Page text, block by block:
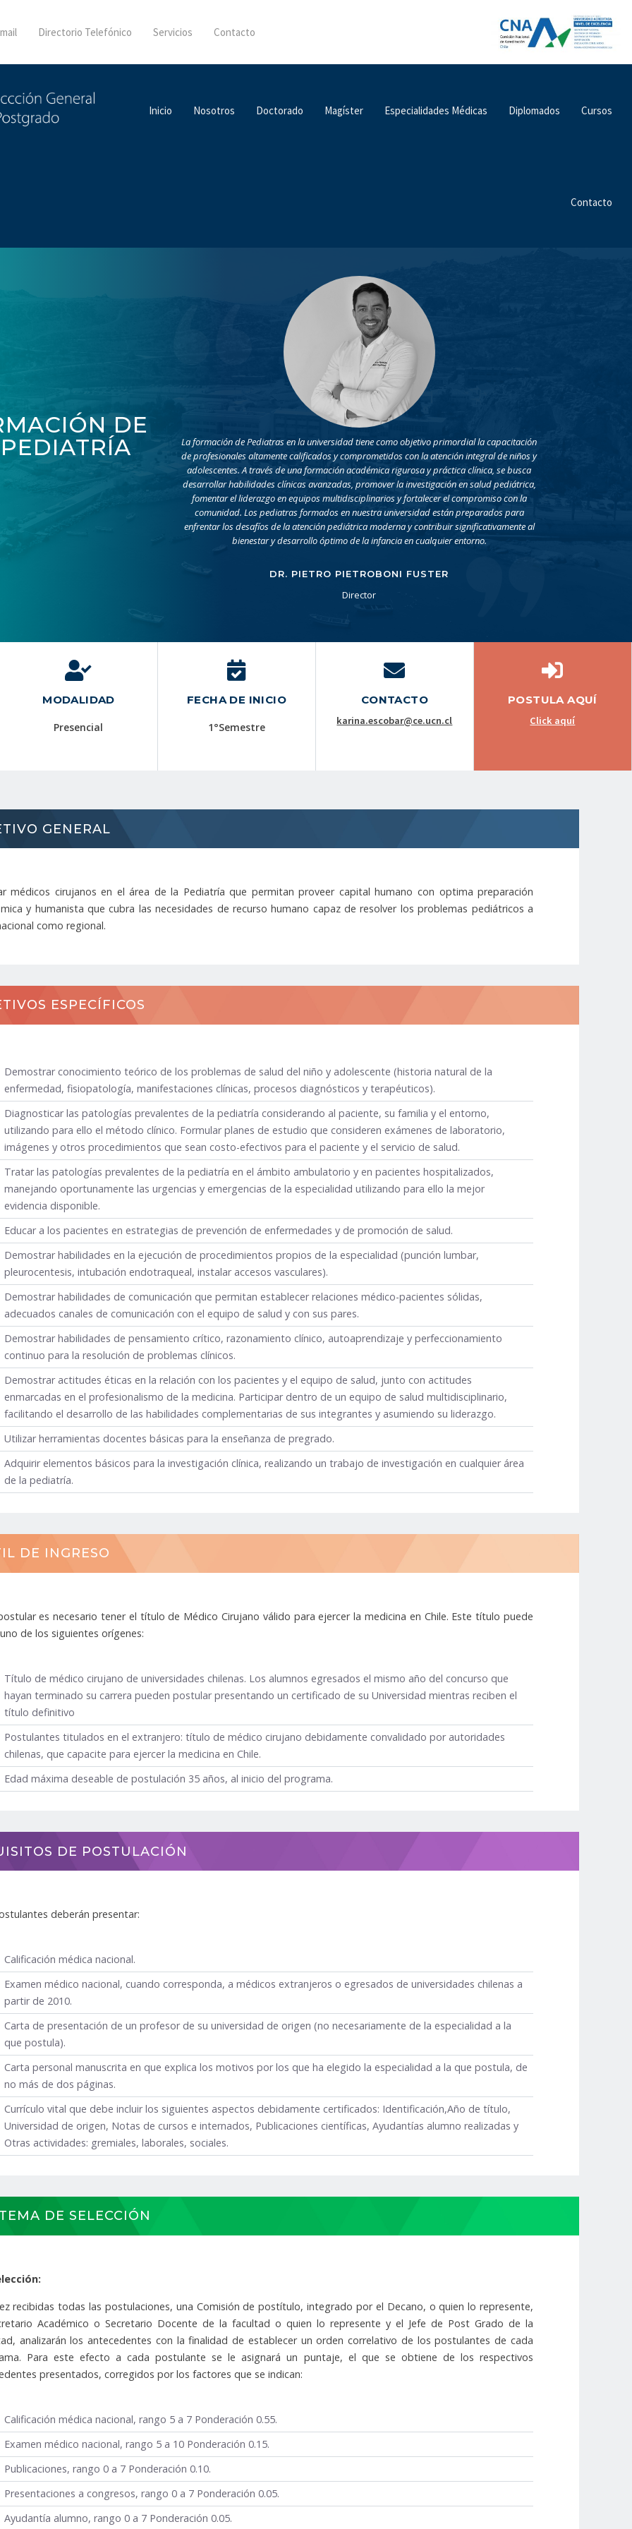
Directorio Telefónico Servicios Contacto
Inicio Nosotros Doctorado Magíster Especialidades Médicas Diplomados Cursos
Contacto
DE
La formación de Pediatras en la universidad tiene como objetivo primordial la capacitación
de profesionales altamente calificados y comprometidos con la atención integral de niños y
adolescentes. A través de una formación académica rigurosa y práctica clínica, se busca
desarrollar habilidades clínicas avanzadas, promover la investigación en salud pediátrica,
fomentar el liderazgo en equipos multidisciplinarios y fortalecer el compromiso con la
comunidad. Los pediatras formados en nuestra universidad están preparados para
enfrentar los desafíos de la atención pediátrica moderna y contribuir significativamente al
bienestar y desarrollo óptimo de la infancia en cualquier entorno.
DR. PIETRO PIETROBONI FUSTER
Director
MODALIDAD
Presencial
FECHA DE INICIO
1°Semestre
CONTACTO
karina.escobar@ce.ucn.cl
POSTULA AQUÍ
Click aquí
GENERAL
médicos cirujanos en el área de la Pediatría que permitan proveer capital humano con optima preparación
y humanista que cubra las necesidades de recurso humano capaz de resolver los problemas pediátricos a
como regional.
ESPECÍFICOS
Demostrar conocimiento teórico de los problemas de salud del niño y adolescente (historia natural de la
enfermedad, fisiopatología, manifestaciones clínicas, procesos diagnósticos y terapéuticos).
Diagnosticar las patologías prevalentes de la pediatría considerando al paciente, su familia y el entorno,
utilizando para ello el método clínico. Formular planes de estudio que consideren exámenes de laboratorio,
imágenes y otros procedimientos que sean costo-efectivos para el paciente y el servicio de salud.
Tratar las patologías prevalentes de la pediatría en el ámbito ambulatorio y en pacientes hospitalizados,
manejando oportunamente las urgencias y emergencias de la especialidad utilizando para ello la mejor
evidencia disponible.
Educar a los pacientes en estrategias de prevención de enfermedades y de promoción de salud.
Demostrar habilidades en la ejecución de procedimientos propios de la especialidad (punción lumbar,
pleurocentesis, intubación endotraqueal, instalar accesos vasculares).
Demostrar habilidades de comunicación que permitan establecer relaciones médico-pacientes sólidas,
adecuados canales de comunicación con el equipo de salud y con sus pares.
Demostrar habilidades de pensamiento crítico, razonamiento clínico, autoaprendizaje y perfeccionamiento
continuo para la resolución de problemas clínicos.
Demostrar actitudes éticas en la relación con los pacientes y el equipo de salud, junto con actitudes
enmarcadas en el profesionalismo de la medicina. Participar dentro de un equipo de salud multidisciplinario,
facilitando el desarrollo de las habilidades complementarias de sus integrantes y asumiendo su liderazgo.
Utilizar herramientas docentes básicas para la enseñanza de pregrado.
Adquirir elementos básicos para la investigación clínica, realizando un trabajo de investigación en cualquier área
de la pediatría.
DE INGRESO
es necesario tener el título de Médico Cirujano válido para ejercer la medicina en Chile. Este título puede
de los siguientes orígenes:
Título de médico cirujano de universidades chilenas. Los alumnos egresados el mismo año del concurso que
hayan terminado su carrera pueden postular presentando un certificado de su Universidad mientras reciben el
título definitivo
Postulantes titulados en el extranjero: título de médico cirujano debidamente convalidado por autoridades
chilenas, que capacite para ejercer la medicina en Chile.
Edad máxima deseable de postulación 35 años, al inicio del programa.
DE POSTULACIÓN
deberán presentar:
Calificación médica nacional.
Examen médico nacional, cuando corresponda, a médicos extranjeros o egresados de universidades chilenas a
partir de 2010.
Carta de presentación de un profesor de su universidad de origen (no necesariamente de la especialidad a la
que postula).
Carta personal manuscrita en que explica los motivos por los que ha elegido la especialidad a la que postula, de
no más de dos páginas.
Currículo vital que debe incluir los siguientes aspectos debidamente certificados: Identificación,Año de título,
Universidad de origen, Notas de cursos e internados, Publicaciones científicas, Ayudantías alumno realizadas y
Otras actividades: gremiales, laborales, sociales.
DE SELECCIÓN
recibidas todas las postulaciones, una Comisión de postítulo, integrado por el Decano, o quien lo represente,
Académico o Secretario Docente de la facultad o quien lo represente y el Jefe de Post Grado de la
analizarán los antecedentes con la finalidad de establecer un orden correlativo de los postulantes de cada
Para este efecto a cada postulante se le asignará un puntaje, el que se obtiene de los respectivos
presentados, corregidos por los factores que se indican:
Calificación médica nacional, rango 5 a 7 Ponderación 0.55.
Examen médico nacional, rango 5 a 10 Ponderación 0.15.
Publicaciones, rango 0 a 7 Ponderación 0.10.
Presentaciones a congresos, rango 0 a 7 Ponderación 0.05.
Ayudantía alumno, rango 0 a 7 Ponderación 0.05.